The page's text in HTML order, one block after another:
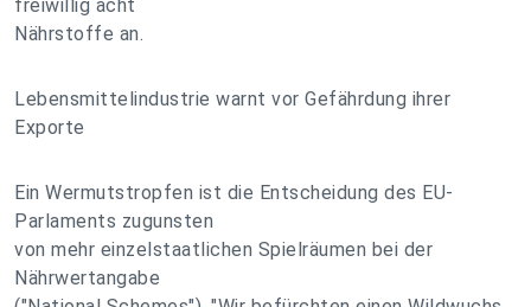
freiwillig acht
Nährstoffe an.
Lebensmittelindustrie warnt vor Gefährdung ihrer
Exporte
Ein Wermutstropfen ist die Entscheidung des EU-
Parlaments zugunsten
von mehr einzelstaatlichen Spielräumen bei der
Nährwertangabe